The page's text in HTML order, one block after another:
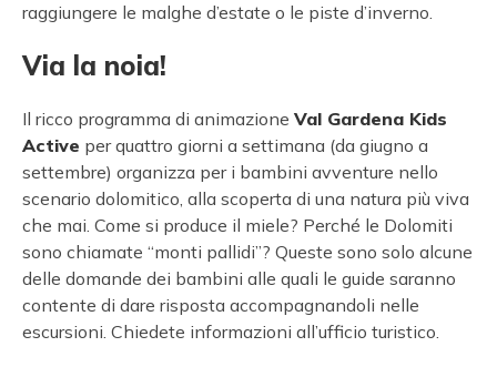
raggiungere le malghe d’estate o le piste d’inverno.
Via la noia!
Il ricco programma di animazione Val Gardena Kids
Active per quattro giorni a settimana (da giugno a
settembre) organizza per i bambini avventure nello
scenario dolomitico, alla scoperta di una natura più viva
che mai. Come si produce il miele? Perché le Dolomiti
sono chiamate “monti pallidi”? Queste sono solo alcune
delle domande dei bambini alle quali le guide saranno
contente di dare risposta accompagnandoli nelle
escursioni. Chiedete informazioni all’ufficio turistico.